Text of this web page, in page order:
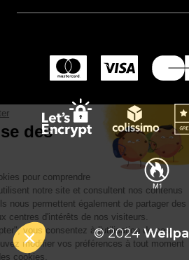
Continuer sans accepter
Ce site utilise des
Nous utilisons des cookies pour comprendre
comment nos clients utilisent notre site et
afin de les améliorer. Ils nous permettent
publicités adaptées aux centres d'intérêts
En cliquant sur "Accepter", vous
technologies. Vous pouvez modifier vos
dans les paramètres des cookies.
© 2024